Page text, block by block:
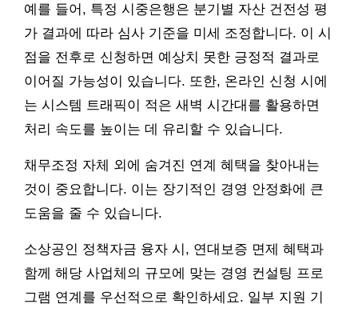
예를 들어, 특정 시중은행은 분기별 자산 건전성 평
가 결과에 따라 심사 기준을 미세 조정합니다. 이 시
점을 전후로 신청하면 예상치 못한 긍정적 결과로
이어질 가능성이 있습니다. 또한, 온라인 신청 시에
는 시스템 트래픽이 적은 새벽 시간대를 활용하면
처리 속도를 높이는 데 유리할 수 있습니다.
채무조정 자체 외에 숨겨진 연계 혜택을 찾아내는
것이 중요합니다. 이는 장기적인 경영 안정화에 큰
도움을 줄 수 있습니다.
소상공인 정책자금 융자 시, 연대보증 면제 혜택과
함께 해당 사업체의 규모에 맞는 경영 컨설팅 프로
그램 연계를 우선적으로 확인하세요. 일부 지원 기